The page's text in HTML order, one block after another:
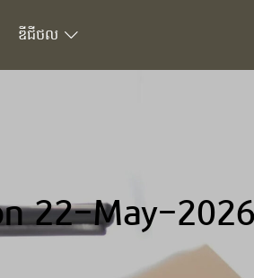
ឌីជីថល
22-May-